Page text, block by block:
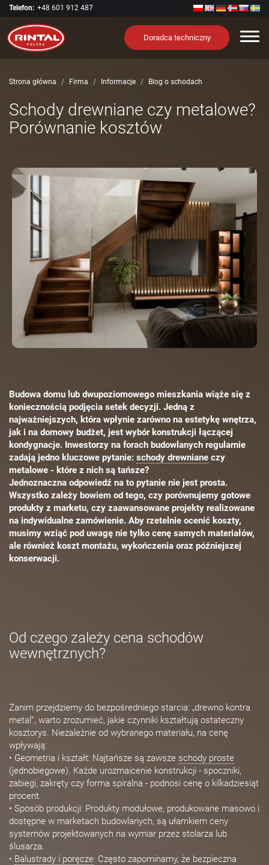
Telefon: +48 601 912 487
Doradca techniczny
Strona główna Firma Informacje Blog o schodach
Schody drewniane czy metalowe?
Porównanie kosztów
Budowa domu lub dwupoziomowego mieszkania wiąże się z
koniecznością podjęcia setek decyzji. Jedną z
najważniejszych, która wpłynie zarówno na estetykę wnętrza,
jak i na domowy budżet, jest wybór konstrukcji łączącej
kondygnacje. Inwestorzy na forach budowlanych regularnie
zadają jedno kluczowe pytanie: schody drewniane czy
metalowe - które z nich są tańsze?
Jednoznaczna odpowiedź na to pytanie nie jest prosta.
Wszystko zależy bowiem od tego, czy porównujemy gotowe
produkty z marketu, czy zaawansowane projekty realizowane
na indywidualne zamówienie. Aby rzetelnie ocenić koszty,
musimy wziąć pod uwagę nie tylko cenę samych materiałów,
ale również koszt montażu, wykończenia oraz późniejszej
konserwacji.
Od czego zależy cena schodów
wewnętrznych?
Zanim przejdziemy do bezpośredniego starcia: „drewno kontra
metal”, warto zrozumieć, jakie czynniki kształtują ostateczny
kosztorys. Niezależnie od wybranego materiału, na cenę
wpływają:
• Geometria i kształt: Najtańsze są zawsze schody proste
(jednobiegowe). Każde urozmaicenie konstrukcji - spoczniki,
zabiegi, zakręty czy forma spiralna - podnosi cenę o kilkadziesiąt
procent.
• Sposób produkcji: Produkty modułowe, produkowane masowo i
dostępne w marketach budowlanych, są ułamkiem ceny
systemów projektowanych na wymiar przez stolarza lub
ślusarza.
• Balustrady i poręcze: Często zapominamy, że bezpieczna